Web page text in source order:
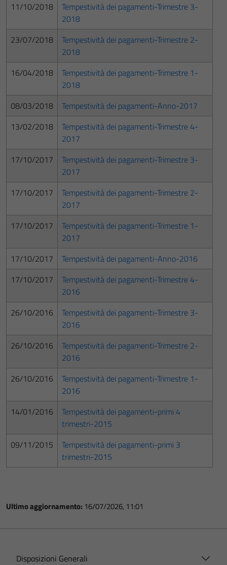
11/10/2018
Tempestività dei pagamenti-Trimestre 3-
2018
23/07/2018
Tempestività dei pagamenti-Trimestre 2-
2018
16/04/2018
Tempestività dei pagamenti-Trimestre 1-
2018
08/03/2018
Tempestività dei pagamenti-Anno-2017
13/02/2018
Tempestività dei pagamenti-Trimestre 4-
2017
17/10/2017
Tempestività dei pagamenti-Trimestre 3-
2017
17/10/2017
Tempestività dei pagamenti-Trimestre 2-
2017
17/10/2017
Tempestività dei pagamenti-Trimestre 1-
2017
17/10/2017
Tempestività dei pagamenti-Anno-2016
17/10/2017
Tempestività dei pagamenti-Trimestre 4-
2016
26/10/2016
Tempestività dei pagamenti-Trimestre 3-
2016
26/10/2016
Tempestività dei pagamenti-Trimestre 2-
2016
26/10/2016
Tempestività dei pagamenti-Trimestre 1-
2016
14/01/2016
Tempestività dei pagamenti-primi 4
trimestri-2015
09/11/2015
Tempestività dei pagamenti-primi 3
trimestri-2015
Ultimo aggiornamento: 16/07/2026, 11:01
Disposizioni Generali